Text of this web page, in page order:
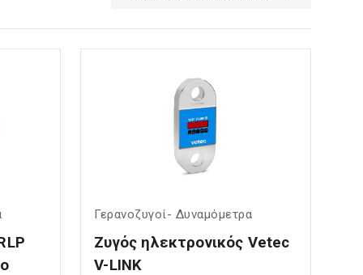
Γερανοζυγοί- Δυναμόμετρα
Ζυγός ηλεκτρονικός Vetec
V-LINK